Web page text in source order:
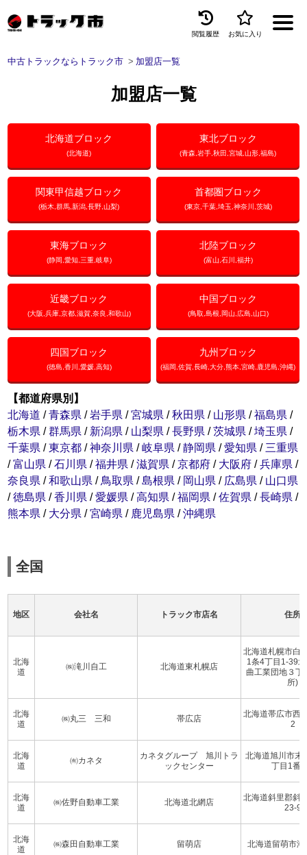
加盟店一覧
お問い合わせ
お気に入り
保存した検索条件
トラック市FC会員専用ページはこちら
ログイン
閲覧履歴 お気に入り
中古トラックならトラック市 加盟店一覧
加盟店一覧
北海道ブロック
(北海道)
東北ブロック
(青森,岩手,秋田,宮城,山形,福島)
関東甲信越ブロック
(栃木,群馬,新潟,長野,山梨)
首都圏ブロック
(東京,千葉,埼玉,神奈川,茨城)
東海ブロック
(静岡,愛知,三重,岐阜)
北陸ブロック
(富山,石川,福井)
近畿ブロック
(大阪,兵庫,京都,滋賀,奈良,和歌山)
中国ブロック
(鳥取,島根,岡山,広島,山口)
四国ブロック
(徳島,香川,愛媛,高知)
九州ブロック
(福岡,佐賀,長崎,大分,熊本,宮崎,鹿児島,沖縄)
【都道府県別】
北海道 /青森県 /岩手県 /宮城県 /秋田県 / 山形県 /福島県 /
栃木県 /群馬県 / 新潟県 / 山梨県 /長野県 /茨城県 /埼玉県 /
千葉県 /東京都 /神奈川県 /岐阜県 /静岡県 /愛知県 / 三重県
/富山県 /石川県 /福井県 /滋賀県 /京都府 / 大阪府 /兵庫県 /
奈良県 /和歌山県 / 鳥取県 /島根県 / 岡山県 / 広島県 / 山口県
/徳島県 /香川県 /愛媛県 /高知県 /福岡県 /佐賀県 /長崎県 /
熊本県 / 大分県 /宮崎県 / 鹿児島県 /沖縄県
全国
地区 会社名 トラック市店名 住所
北海
道
㈱滝川自工 北海道東札幌店
北海道札幌市白
1条4丁目1-39
曲工業団地３丁
所)
北海
道
㈱丸三 三和 帯広店
北海道帯広市西
2
北海
道
㈲カネタ
カネタグループ 旭川トラ
ックセンター
北海道旭川市末
丁目1番
北海
道
㈱佐野自動車工業 北海道北網店
北海道斜里郡斜
23-9
北海
道
㈱森田自動車工業 留萌店 北海道留萌市